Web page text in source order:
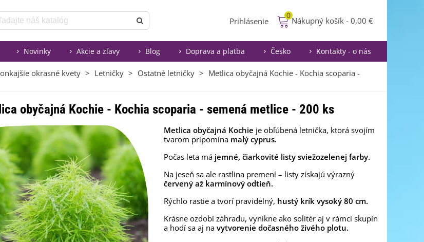
Prihlásenie
0
Nákupný košík - 0,00 €
Novinky Akcie a zľavy Blog Doprava a platba Česko Kontakty - o nás
okrasné kvety > Letničky > Ostatné letničky > Metlica obyčajná Kochie - Kochia scoparia -
obyčajná Kochie - Kochia scoparia - semená metlice - 200 ks
Metlica obyčajná Kochie je obľúbená letnička, ktorá svojím
tvarom pripomína malý cyprus.
Počas leta má jemné, čiarkovité listy sviežozelenej farby.
Na jeseň sa ale rastlina premení – listy získajú výrazný
červený až karmínový odtieň.
Rýchlo rastie a tvorí pravidelný, hustý krík vysoký 80 cm.
Krásne ozdobí záhradu, vynikne ako solitér aj v rámci skupín
a hodí sa aj na vytvorenie dočasného živého plotu.